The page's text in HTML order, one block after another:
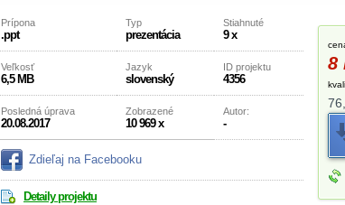
Prípona
.ppt
Typ
prezentácia
Stiahnuté
9 x
Veľkosť
6,5 MB
Jazyk
slovenský
ID projektu
4356
Posledná úprava
20.08.2017
Zobrazené
10 969 x
Autor:
-
Zdieľaj na Facebooku
Detaily projektu
8